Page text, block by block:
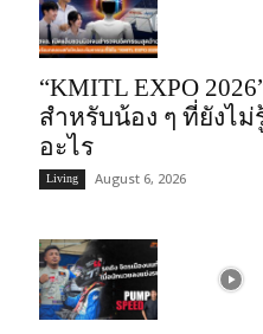
“KMITL EXPO
สำหรับน้อง ๆ ที่ยังไม่
อะไร
Living August 6, 2026